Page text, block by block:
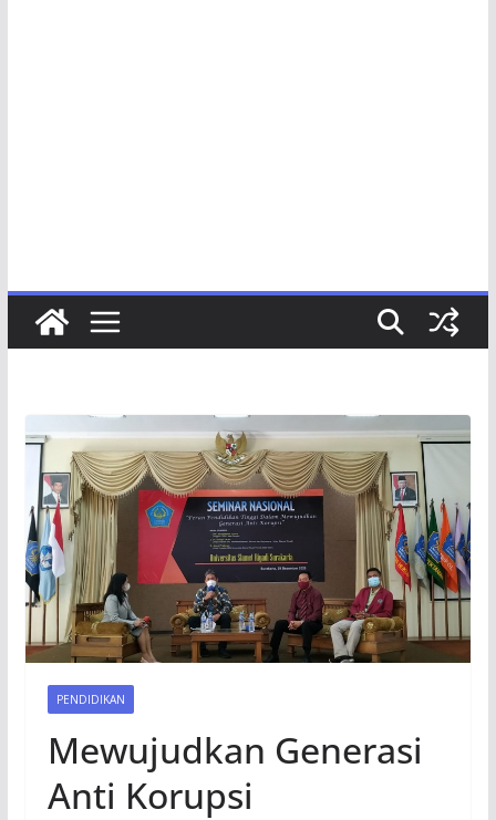
PENDIDIKAN
Mewujudkan Generasi
Anti Korupsi